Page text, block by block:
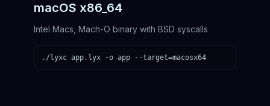
macOS x86_64
Intel Macs, Mach-O binary with BSD syscalls
./lyxc app.lyx -o app --target=macosx64